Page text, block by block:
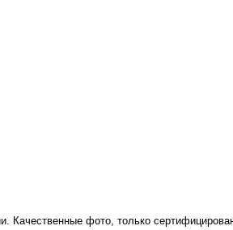
Качественные фото, только